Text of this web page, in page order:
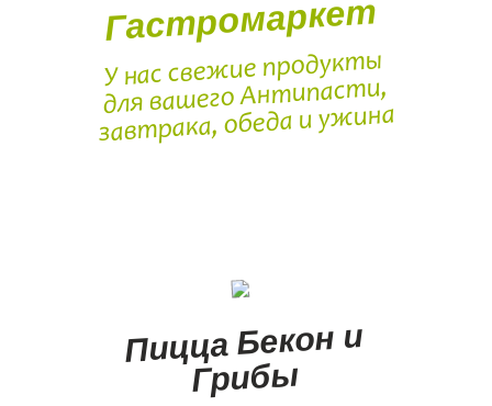
Гастромаркет
У нас свежие продукты
для вашего Антипасти,
завтрака, обеда и ужина
Пицца Бекон и
Грибы